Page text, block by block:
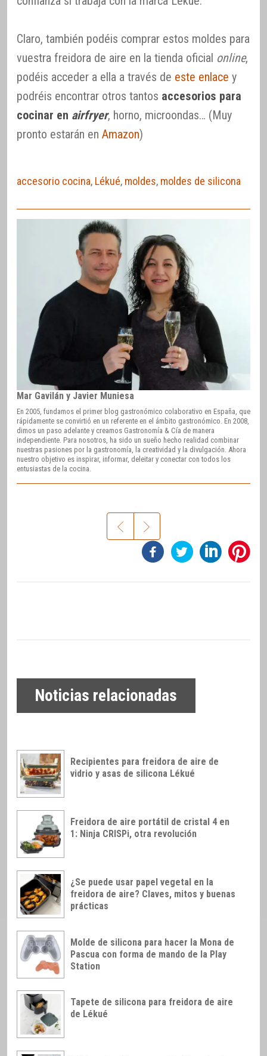
Claro, también podéis comprar estos moldes para
vuestra freidora de aire en la tienda oficial online,
podéis acceder a ella a través de este enlace y
podréis encontrar otros tantos accesorios para
cocinar en airfryer, horno, microondas… (Muy
pronto estarán en Amazon)
accesorio cocina, Lékué, moldes, moldes de silicona
Mar Gavilán y Javier Muniesa
En 2005, fundamos el primer blog gastronómico colaborativo en España, que
rápidamente se convirtió en un referente en el ámbito gastronómico. En 2008,
dimos un paso adelante y creamos Gastronomía & Cía de manera
independiente. Para nosotros, ha sido un sueño hecho realidad combinar
nuestras pasiones por la gastronomía, la creatividad y la divulgación. Ahora
nuestro objetivo es inspirar, informar, deleitar y conectar con todos los
entusiastas de la cocina.
Noticias relacionadas
Recipientes para freidora de aire de
vidrio y asas de silicona Lékué
Freidora de aire portátil de cristal 4 en
1: Ninja CRISPi, otra revolución
¿Se puede usar papel vegetal en la
freidora de aire? Claves, mitos y buenas
prácticas
Molde de silicona para hacer la Mona de
Pascua con forma de mando de la Play
Station
Tapete de silicona para freidora de aire
de Lékué